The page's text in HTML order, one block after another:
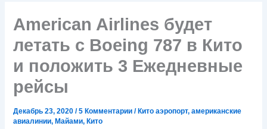
American Airlines будет
летать с Boeing 787 в Кито
и положить 3 Ежедневные
рейсы
Декабрь 23, 2020/5 Комментарии / Кито аэропорт,американские
авиалинии, Майами, Кито